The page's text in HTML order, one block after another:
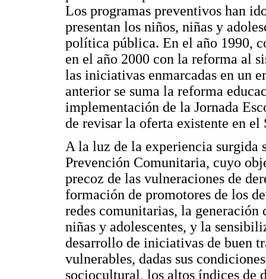
Los programas preventivos han
presentan los niños, niñas y
política pública. En el año 1990,
en el año 2000 con la reforma al
las iniciativas enmarcadas en un
anterior se suma la reforma
implementación de la Jornada
de revisar la oferta existente en
A la luz de la experiencia surgida
Prevención Comunitaria, cuyo
precoz de las vulneraciones de
formación de promotores de los
redes comunitarias, la
niñas y adolescentes, y la
desarrollo de iniciativas de buen
vulnerables, dadas sus
sociocultural, los altos índices de